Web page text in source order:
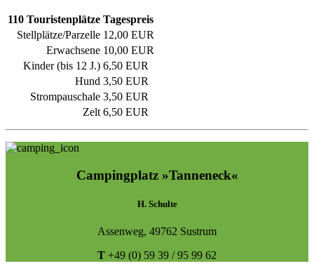
110 Touristenplätze Tagespreis
Stellplätze/Parzelle 12,00 EUR
Erwachsene 10,00 EUR
Kinder (bis 12 J.) 6,50 EUR
Hund 3,50 EUR
Strompauschale 3,50 EUR
Zelt 6,50 EUR
Campingplatz »Tanneneck«
H. Schulte
Assenweg, 49762 Sustrum
T +49 (0) 59 39 / 95 99 62